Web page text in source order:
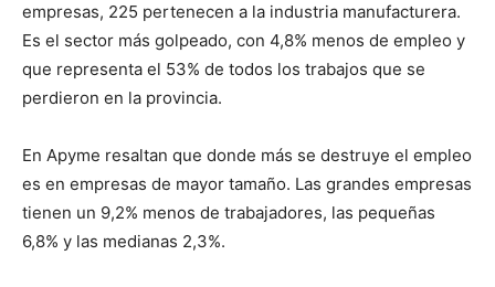
empresas, 225 pertenecen a la industria manufacturera.
Es el sector más golpeado, con 4,8% menos de empleo y
que representa el 53% de todos los trabajos que se
perdieron en la provincia.
En Apyme resaltan que donde más se destruye el empleo
es en empresas de mayor tamaño. Las grandes empresas
tienen un 9,2% menos de trabajadores, las pequeñas
6,8% y las medianas 2,3%.